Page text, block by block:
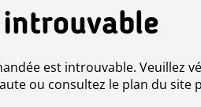
introuvable
est introuvable. Veuillez
ou consultez le plan du site